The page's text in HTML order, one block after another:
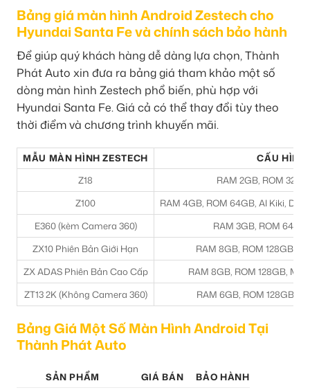
Bảng giá màn hình Android Zestech cho
Hyundai Santa Fe và chính sách bảo hành
Để giúp quý khách hàng dễ dàng lựa chọn, Thành
Phát Auto xin đưa ra bảng giá tham khảo một số
dòng màn hình Zestech phổ biến, phù hợp với
Hyundai Santa Fe. Giá cả có thể thay đổi tùy theo
thời điểm và chương trình khuyến mãi.
MẪU MÀN HÌNH ZESTECH
CẤU HÌNH
Z18
RAM 2GB, ROM
Z100
RAM 4GB, ROM 64GB, AI Kiki,
E360 (kèm Camera 360)
RAM 3GB, ROM
ZX10 Phiên Bản Giới Hạn
RAM 8GB, ROM 128GB,
ZX ADAS Phiên Bản Cao Cấp
RAM 8GB, ROM 128GB,
ZT13 2K (Không Camera 360)
RAM 6GB, ROM 128GB,
Bảng Giá Một Số Màn Hình Android Tại
Thành Phát Auto
SẢN PHẨM GIÁ BÁN BẢO HÀNH